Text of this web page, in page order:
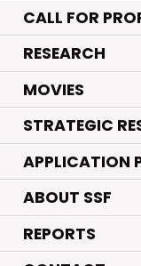
CALL FOR
RESEARCH.
MOVIES.
STRATEGIC
APPLICATION
ABOUT SSF
REPORTS